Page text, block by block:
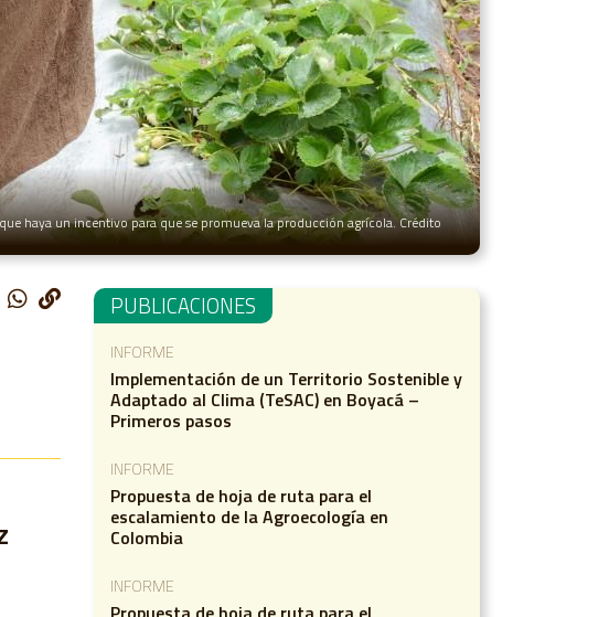
haya un incentivo para que se promueva la producción agrícola. Crédito
PUBLICACIONES
INFORME
Implementación de un Territorio Sostenible y
Adaptado al Clima (TeSAC) en Boyacá –
Primeros pasos
INFORME
Propuesta de hoja de ruta para el
escalamiento de la Agroecología en
Colombia
INFORME